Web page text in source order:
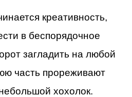
креативность,
в беспорядочное
загладить на любой
часть прореживают
хохолок.